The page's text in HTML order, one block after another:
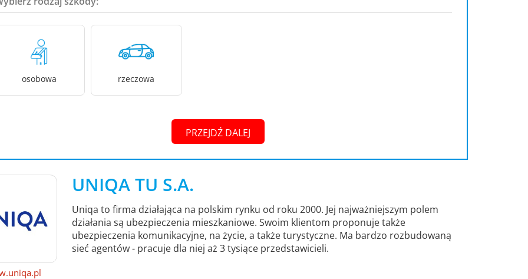
osobowa rzeczowa
PRZEJDŹ DALEJ
UNIQA TU S.A.
Uniqa to firma działająca na polskim rynku od roku 2000. Jej najważniejszym polem
działania są ubezpieczenia mieszkaniowe. Swoim klientom proponuje także
ubezpieczenia komunikacyjne, na życie, a także turystyczne. Ma bardzo rozbudowaną
sieć agentów - pracuje dla niej aż 3 tysiące przedstawicieli.